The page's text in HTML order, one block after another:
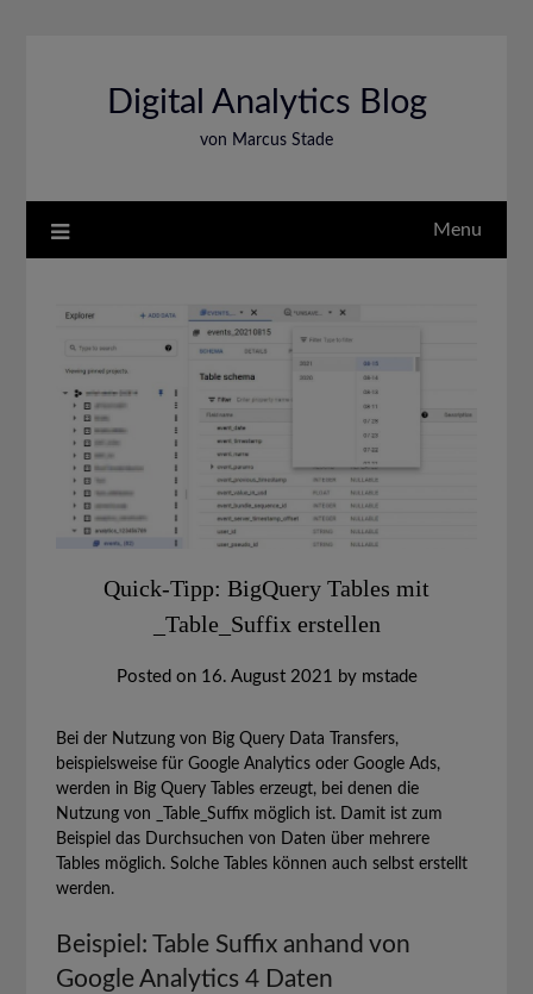
Digital Analytics Blog
von Marcus Stade
Menu
Quick-Tipp: BigQuery Tables mit
_Table_Suffix erstellen
Posted on 16. August 2021 by mstade
Bei der Nutzung von Big Query Data Transfers,
beispielsweise für Google Analytics oder Google Ads,
werden in Big Query Tables erzeugt, bei denen die
Nutzung von _Table_Suffix möglich ist. Damit ist zum
Beispiel das Durchsuchen von Daten über mehrere
Tables möglich. Solche Tables können auch selbst erstellt
werden.
Beispiel: Table Suffix anhand von
Google Analytics 4 Daten